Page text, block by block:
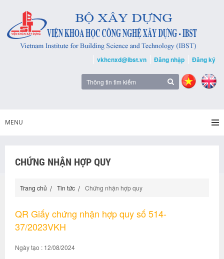
vkhcnxd@ibst.vn Đăng nhập Đăng ký
MENU
CHỨNG NHẬN HỢP QUY
Trang chủ Tin tức Chứng nhận hợp quy
QR Giấy chứng nhận hợp quy số 514-
37/2023VKH
Ngày tạo : 12/08/2024